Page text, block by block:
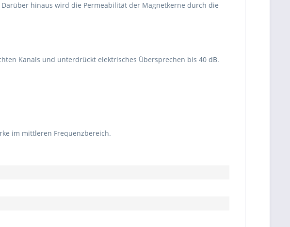
hinaus wird die Permeabilität der Magnetkerne durch die
Kanals und unterdrückt elektrisches Übersprechen bis 40 dB.
im mittleren Frequenzbereich.